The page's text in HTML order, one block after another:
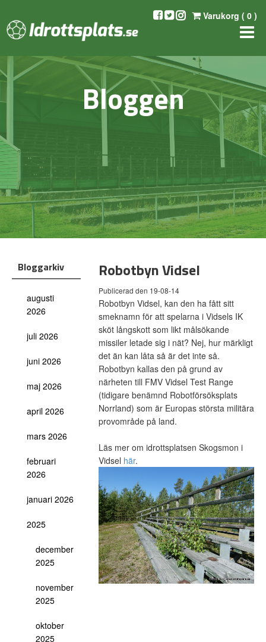
Varukorg ( 0 )
Bloggen
Bloggarkiv
augusti
2026
juli 2026
juni 2026
maj 2026
april 2026
mars 2026
februari
2026
januari 2026
2025
december
2025
november
2025
oktober
2025
Robotbyn Vidsel
Publicerad den 19-08-14
Robotbyn Vidsel, kan den ha fått sitt
smeknamn för att spelarna i Vidsels IK
sköt långskott som likt målsökande
missiler letade sig i nät? Nej, hur märkligt
det än kan låta så är det inte så.
Robotbyn kallas den på grund av
närheten till FMV Vidsel Test Range
(tidigare benämnd Robotförsöksplats
Norrland) som är Europas största militära
provområde på land.
Läs mer om idrottsplatsen Skogsmon i
Vidsel här.